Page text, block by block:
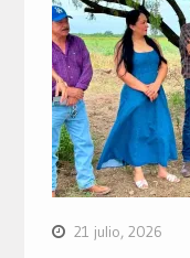
21 julio, 2026